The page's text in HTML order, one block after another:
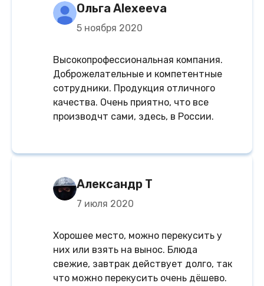
Ольга Alexeeva
5 ноября 2020
Высокопрофессиональная компания.
Доброжелательные и компетентные
сотрудники. Продукция отличного
качества. Очень приятно, что все
производчт сами, здесь, в России.
Александр Т
7 июля 2020
Хорошее место, можно перекусить у
них или взять на вынос. Блюда
свежие, завтрак действует долго, так
что можно перекусить очень дёшево.